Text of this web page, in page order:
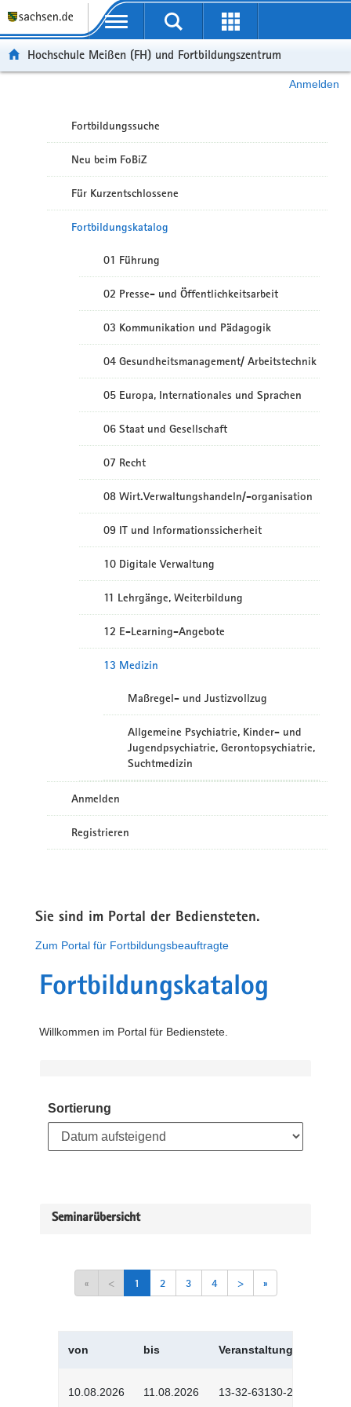
Portalübergreifende Navigation
Hochschule Meißen (FH) und Fortbildungszentrum
Anmelden
Fortbildungssuche
Neu beim FoBiZ
Für Kurzentschlossene
Fortbildungskatalog
01 Führung
02 Presse- und Öffentlichkeitsarbeit
03 Kommunikation und Pädagogik
04 Gesundheitsmanagement/ Arbeitstechnik
05 Europa, Internationales und Sprachen
06 Staat und Gesellschaft
07 Recht
08 Wirt.Verwaltungshandeln/-organisation
09 IT und Informationssicherheit
10 Digitale Verwaltung
11 Lehrgänge, Weiterbildung
12 E-Learning-Angebote
13 Medizin
Maßregel- und Justizvollzug
Allgemeine Psychiatrie, Kinder- und
Jugendpsychiatrie, Gerontopsychiatrie,
Suchtmedizin
Anmelden
Registrieren
Sie sind im Portal der Bediensteten.
Zum Portal für Fortbildungsbeauftragte
Fortbildungskatalog
Willkommen im Portal für Bedienstete.
Sortierung
Seminarübersicht
« < 1 2 3 4 > »
von bis Veranstaltungskürzel
10.08.2026 11.08.2026 13-32-63130-2601